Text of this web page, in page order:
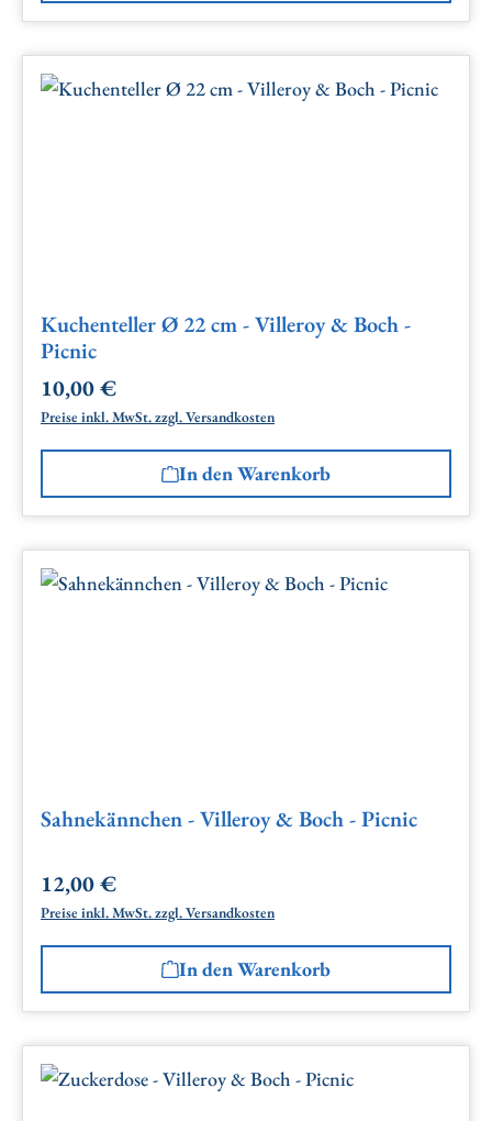
Kuchenteller Ø 22 cm - Villeroy & Boch -
Picnic
Regulärer Preis:
10,00 €
Preise inkl. MwSt. zzgl. Versandkosten
In den Warenkorb
Sahnekännchen - Villeroy & Boch - Picnic
Regulärer Preis:
12,00 €
Preise inkl. MwSt. zzgl. Versandkosten
In den Warenkorb